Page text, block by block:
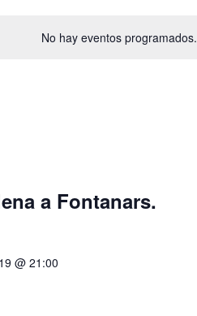
No hay eventos programados.
a Fontanars.
@ 21:00